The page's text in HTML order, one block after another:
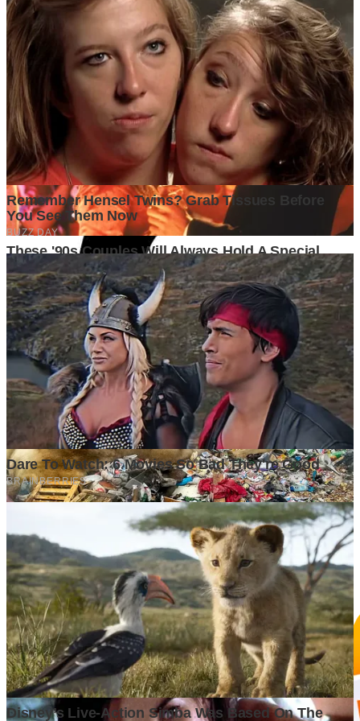
Mengapa Produksi Kendaraan Listrik Menjadi Kepentingan
Strategis Nasional Indonesia
1 month ago
GrapadiNews
©2026 GrapadiNews. All rights reserved.